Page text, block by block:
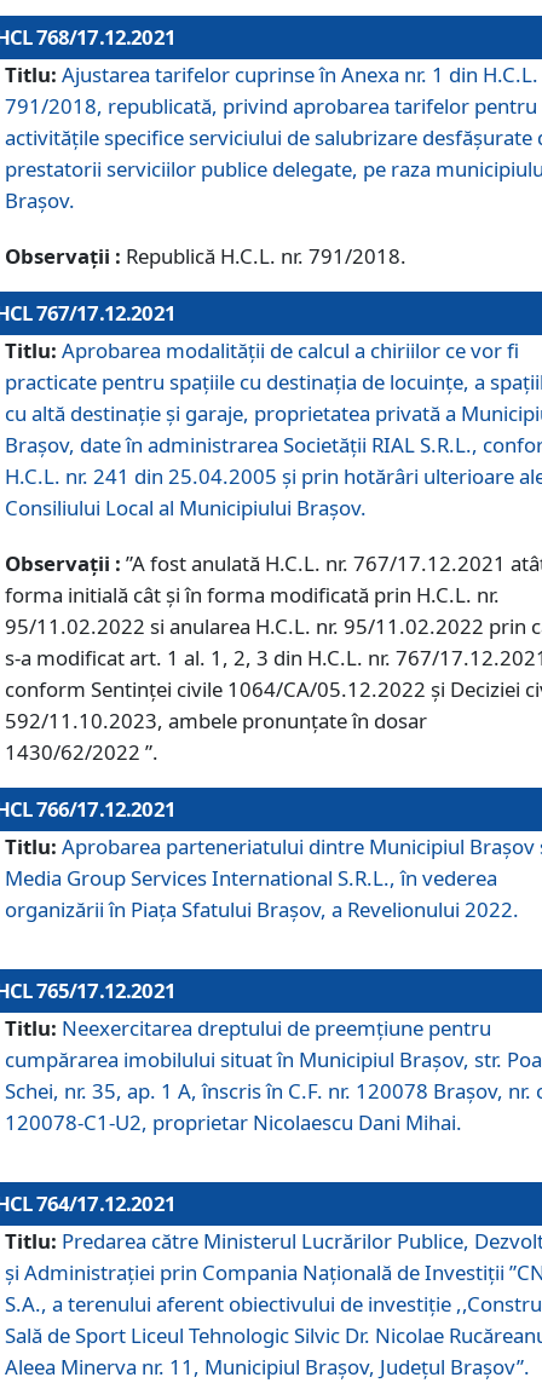
768/17.12.2021
Titlu: Ajustarea tarifelor cuprinse în Anexa nr. 1 din H.C.L.
791/2018, republicată, privind aprobarea tarifelor pentru
activităţile specifice serviciului de salubrizare desfăşurate
prestatorii serviciilor publice delegate, pe raza
Braşov.
Observații : Republică H.C.L. nr. 791/2018.
767/17.12.2021
Titlu: Aprobarea modalității de calcul a chiriilor ce vor fi
practicate pentru spaţiile cu destinaţia de locuinţe, a
cu altă destinaţie şi garaje, proprietatea privată a
Braşov, date în administrarea Societăţii RIAL S.R.L.,
H.C.L. nr. 241 din 25.04.2005 și prin hotărâri ulterioare
Consiliului Local al Municipiului Braşov.
Observații : ”A fost anulată H.C.L. nr. 767/17.12.2021
forma initială cât și în forma modificată prin H.C.L. nr.
95/11.02.2022 si anularea H.C.L. nr. 95/11.02.2022 prin
s-a modificat art. 1 al. 1, 2, 3 din H.C.L. nr. 767/
conform Sentinței civile 1064/CA/05.12.2022 și Deciziei
592/11.10.2023, ambele pronunțate în dosar
1430/62/2022 ”.
766/17.12.2021
Titlu: Aprobarea parteneriatului dintre Municipiul Brașov
Media Group Services International S.R.L., în vederea
organizării în Piața Sfatului Brașov, a Revelionului 2022.
765/17.12.2021
Titlu: Neexercitarea dreptului de preemţiune pentru
cumpărarea imobilului situat în Municipiul Braşov, str.
Schei, nr. 35, ap. 1 A, înscris în C.F. nr. 120078 Brașov, nr.
120078-C1-U2, proprietar Nicolaescu Dani Mihai.
764/17.12.2021
Titlu: Predarea către Ministerul Lucrărilor Publice,
și Administrației prin Compania Naţională de Investiţii
S.A., a terenului aferent obiectivului de investiţie
Sală de Sport Liceul Tehnologic Silvic Dr. Nicolae
Aleea Minerva nr. 11, Municipiul Brașov, Județul Brașov”.